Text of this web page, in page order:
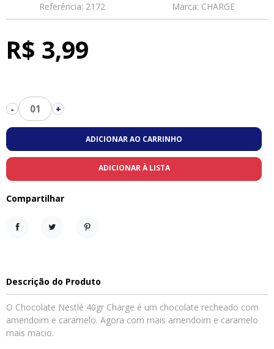
Referência: 2172 Marca: CHARGE
R$ 3,99
- 01 +
ADICIONAR AO CARRINHO
ADICIONAR À LISTA
Compartilhar
Descrição do Produto
O Chocolate Nestlé 40gr Charge é um chocolate recheado com
amendoim e caramelo. Agora com mais amendoim e caramelo
mais macio.